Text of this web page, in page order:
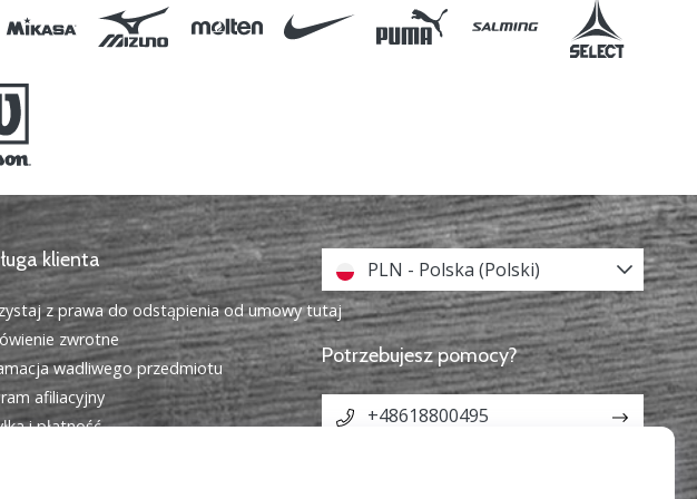
klienta
z prawa do odstąpienia od umowy tutaj
zwrotne
wadliwego przedmiotu
afiliacyjny
i płatność
PLN - Polska (Polski)
Potrzebujesz pomocy?
+48618800495